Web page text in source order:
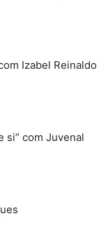
Izabel Reinaldo
si” com Juvenal